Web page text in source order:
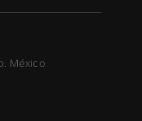
México